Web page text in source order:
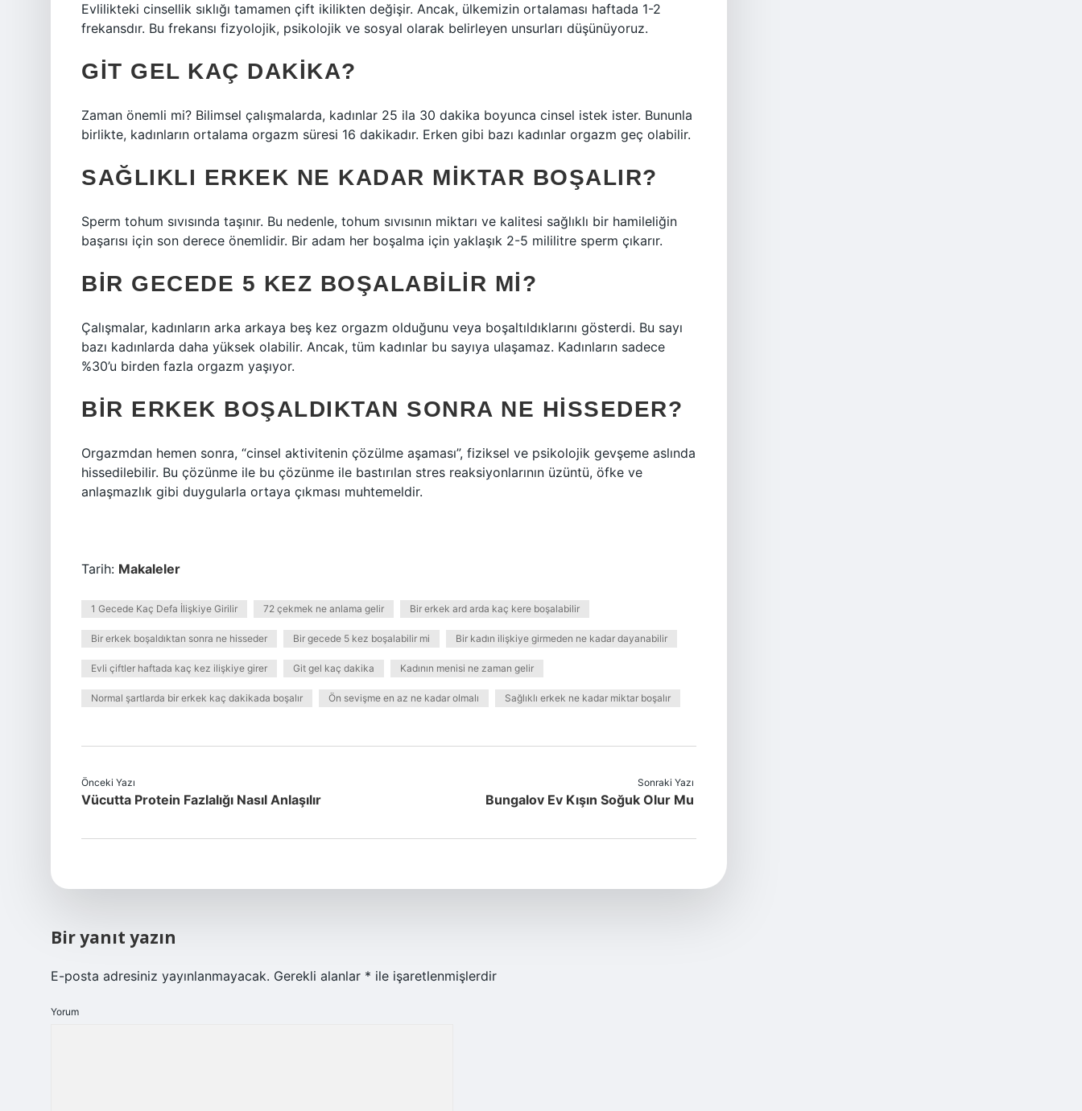
Evlilikteki cinsellik sıklığı tamamen çift ikilikten değişir. Ancak, ülkemizin ortalaması haftada 1-2
frekansdır. Bu frekansı fizyolojik, psikolojik ve sosyal olarak belirleyen unsurları düşünüyoruz.
GIT GEL KAÇ DAKIKA?
Zaman önemli mi? Bilimsel çalışmalarda, kadınlar 25 ila 30 dakika boyunca cinsel istek ister. Bununla
birlikte, kadınların ortalama orgazm süresi 16 dakikadır. Erken gibi bazı kadınlar orgazm geç olabilir.
SAĞLIKLI ERKEK NE KADAR MIKTAR BOŞALIR?
Sperm tohum sıvısında taşınır. Bu nedenle, tohum sıvısının miktarı ve kalitesi sağlıklı bir hamileliğin
başarısı için son derece önemlidir. Bir adam her boşalma için yaklaşık 2-5 mililitre sperm çıkarır.
BIR GECEDE 5 KEZ BOŞALABILIR MI?
Çalışmalar, kadınların arka arkaya beş kez orgazm olduğunu veya boşaltıldıklarını gösterdi. Bu sayı
bazı kadınlarda daha yüksek olabilir. Ancak, tüm kadınlar bu sayıya ulaşamaz. Kadınların sadece
%30’u birden fazla orgazm yaşıyor.
BIR ERKEK BOŞALDIKTAN SONRA NE HISSEDER?
Orgazmdan hemen sonra, “cinsel aktivitenin çözülme aşaması”, fiziksel ve psikolojik gevşeme aslında
hissedilebilir. Bu çözünme ile bu çözünme ile bastırılan stres reaksiyonlarının üzüntü, öfke ve
anlaşmazlık gibi duygularla ortaya çıkması muhtemeldir.
Tarih: Makaleler
1 Gecede Kaç Defa İlişkiye Girilir 72 çekmek ne anlama gelir Bir erkek ard arda kaç kere boşalabilir
Bir erkek boşaldıktan sonra ne hisseder Bir gecede 5 kez boşalabilir mi Bir kadın ilişkiye girmeden ne kadar dayanabilir
Evli çiftler haftada kaç kez ilişkiye girer Git gel kaç dakika Kadının menisi ne zaman gelir
Normal şartlarda bir erkek kaç dakikada boşalır Ön sevişme en az ne kadar olmalı Sağlıklı erkek ne kadar miktar boşalır
Önceki Yazı
Vücutta Protein Fazlalığı Nasıl Anlaşılır
Sonraki Yazı
Bungalov Ev Kışın Soğuk Olur Mu
Bir yanıt yazın
E-posta adresiniz yayınlanmayacak. Gerekli alanlar * ile işaretlenmişlerdir
Yorum